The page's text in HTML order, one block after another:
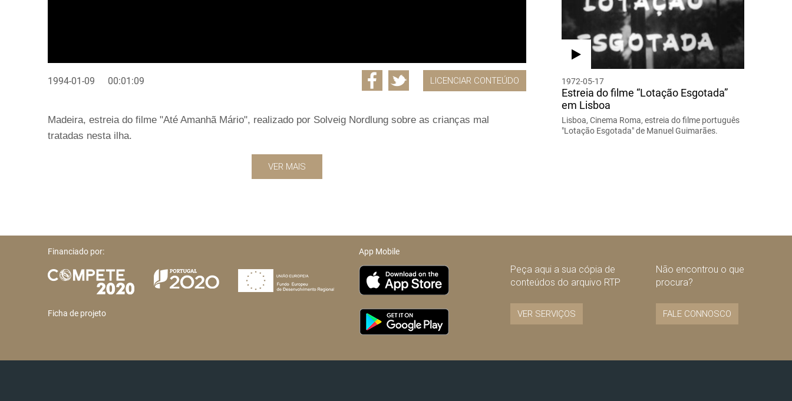
1994-01-09 00:01:09 LICENCIAR CONTEÚDO
Madeira, estreia do filme "Até Amanhã Mário", realizado por Solveig Nordlung sobre as crianças mal
tratadas nesta ilha.
VER MAIS
1972-05-17
Estreia do filme “Lotação Esgotada”
em Lisboa
Lisboa, Cinema Roma, estreia do filme português
"Lotação Esgotada" de Manuel Guimarães.
Financiado por:
Ficha de projeto
App Mobile
Peça aqui a sua cópia de
conteúdos do arquivo RTP
VER SERVIÇOS
Não encontrou o que
procura?
FALE CONNOSCO